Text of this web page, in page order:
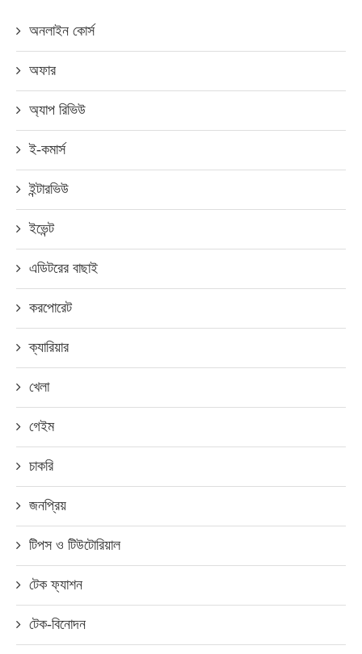
অনলাইন কোর্স
অফার
অ্যাপ রিভিউ
ই-কমার্স
ইন্টারভিউ
ইভেন্ট
এডিটরের বাছাই
করপোরেট
ক্যারিয়ার
খেলা
গেইম
চাকরি
জনপ্রিয়
টিপস ও টিউটোরিয়াল
টেক ফ্যাশন
টেক-বিনোদন